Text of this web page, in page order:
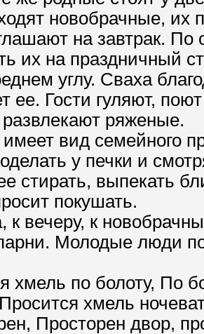
новобрачные, их
на завтрак. По
их на праздничный
углу. Сваха
ее. Гости гуляют,
развлекают ряженые.
вид семейного
у печки и
стирать, выпекать
покушать.
к вечеру, к
Молодые люди
хмель по болоту, По
хмель
Просторен двор,